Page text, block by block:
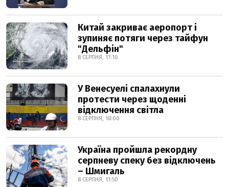
Китай закриває аеропорт і
зупиняє потяги через тайфун
"Дельфін"
8 СЕРПНЯ, 17:10
У Венесуелі спалахнули
протести через щоденні
відключення світла
8 СЕРПНЯ, 18:00
Україна пройшла рекордну
серпневу спеку без відключень
– Шмигаль
8 СЕРПНЯ, 11:50